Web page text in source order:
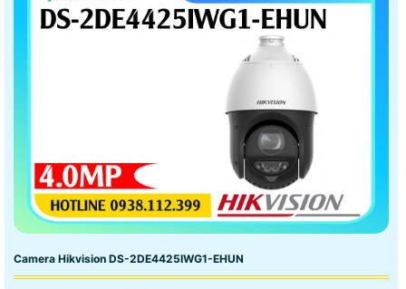
Camera Hikvision DS-2DE4425IWG1-EHUN